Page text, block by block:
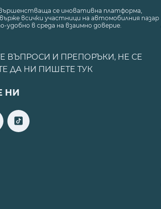
се иновативна платформа,
всички участници на автомобилния пазар
удобно в среда на взаимно доверие.
ВЪПРОСИ И ПРЕПОРЪКИ, НЕ СЕ
ДА НИ ПИШЕТЕ ТУК
НИ